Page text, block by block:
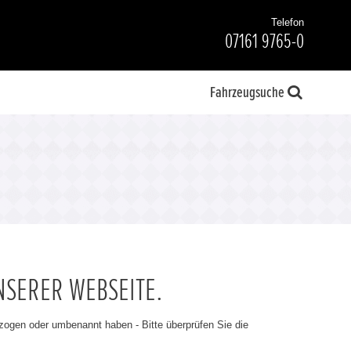
Telefon
07161 9765-0
Fahrzeugsuche
WEBSEITE.
oder umbenannt haben - Bitte überprüfen Sie die